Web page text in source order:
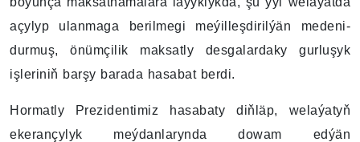
açylyp ulanmaga berilmegi meýilleşdirilýän medeni-
durmuş, önümçilik maksatly desgalardaky gurluşyk
işleriniň barşy barada hasabat berdi.
Hormatly Prezidentimiz hasabaty diňläp, welaýatyň
ekerançylyk meýdanlarynda dowam edýän